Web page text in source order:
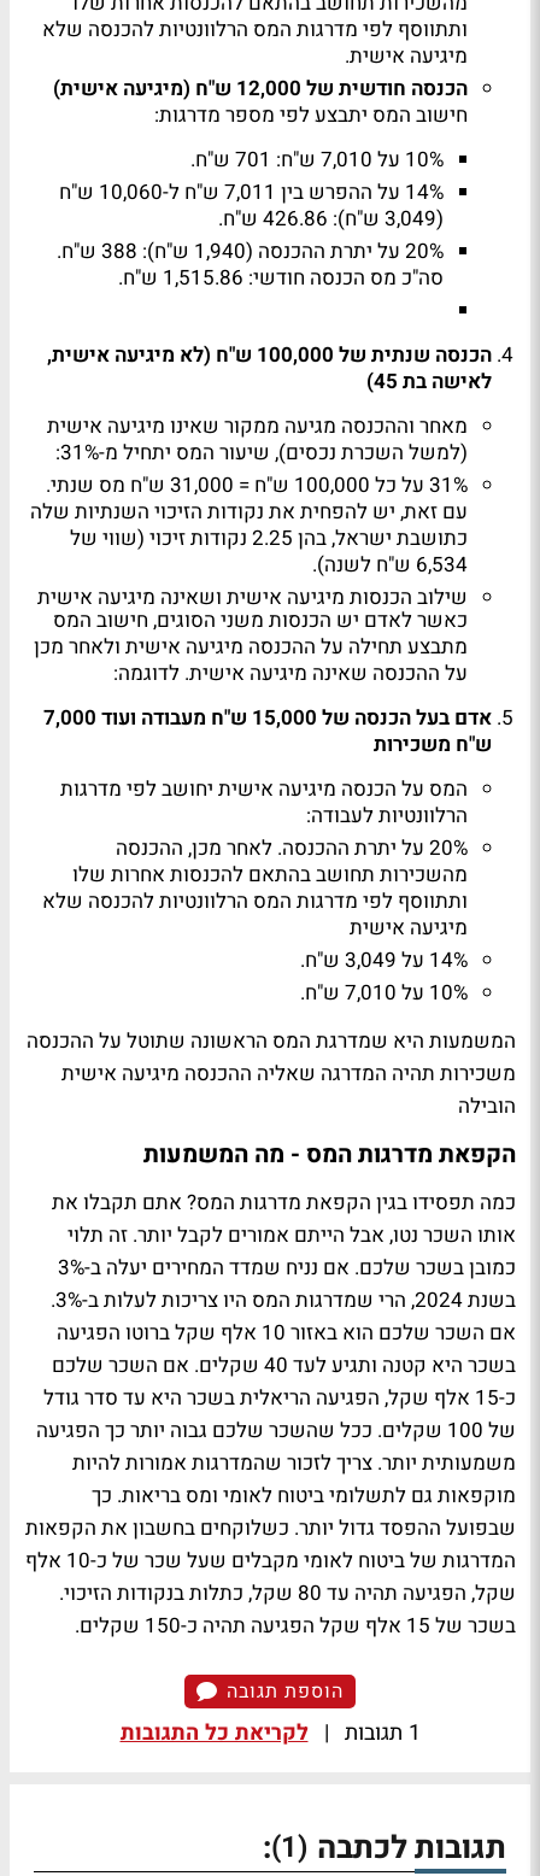
ותתווסף לפי מדרגות המס הרלוונטיות להכנסה שלא
מיגיעה אישית.
הכנסה חודשית של 12,000 ש"ח (מיגיעה אישית)
חישוב המס יתבצע לפי מספר מדרגות:
10% על 7,010 ש"ח: 701 ש"ח.
14% על ההפרש בין 7,011 ש"ח ל-10,060 ש"ח
(3,049 ש"ח): 426.86 ש"ח.
20% על יתרת ההכנסה (1,940 ש"ח): 388 ש"ח.
סה"כ מס הכנסה חודשי: 1,515.86 ש"ח.
הכנסה שנתית של 100,000 ש"ח (לא מיגיעה אישית,
לאישה בת 45)
מאחר וההכנסה מגיעה ממקור שאינו מיגיעה אישית
(למשל השכרת נכסים), שיעור המס יתחיל מ-31%:
31% על כל 100,000 ש"ח = 31,000 ש"ח מס שנתי.
עם זאת, יש להפחית את נקודות הזיכוי השנתיות שלה
כתושבת ישראל, בהן 2.25 נקודות זיכוי (שווי של
6,534 ש"ח לשנה).
שילוב הכנסות מיגיעה אישית ושאינה מיגיעה אישית
כאשר לאדם יש הכנסות משני הסוגים, חישוב המס
מתבצע תחילה על ההכנסה מיגיעה אישית ולאחר מכן
על ההכנסה שאינה מיגיעה אישית. לדוגמה:
אדם בעל הכנסה של 15,000 ש"ח מעבודה ועוד 7,000
ש"ח משכירות
המס על הכנסה מיגיעה אישית יחושב לפי מדרגות
הרלוונטיות לעבודה:
20% על יתרת ההכנסה. לאחר מכן, ההכנסה
מהשכירות תחושב בהתאם להכנסות אחרות שלו
ותתווסף לפי מדרגות המס הרלוונטיות להכנסה שלא
מיגיעה אישית
14% על 3,049 ש"ח.
10% על 7,010 ש"ח.
המשמעות היא שמדרגת המס הראשונה שתוטל על ההכנסה
משכירות תהיה המדרגה שאליה ההכנסה מיגיעה אישית
הובילה
הקפאת מדרגות המס - מה המשמעות
כמה תפסידו בגין הקפאת מדרגות המס? אתם תקבלו את
אותו השכר נטו, אבל הייתם אמורים לקבל יותר. זה תלוי
כמובן בשכר שלכם. אם נניח שמדד המחירים יעלה ב-3%
בשנת 2024, הרי שמדרגות המס היו צריכות לעלות ב-3%.
אם השכר שלכם הוא באזור 10 אלף שקל ברוטו הפגיעה
בשכר היא קטנה ותגיע לעד 40 שקלים. אם השכר שלכם
כ-15 אלף שקל, הפגיעה הריאלית בשכר היא עד סדר גודל
של 100 שקלים. ככל שהשכר שלכם גבוה יותר כך הפגיעה
משמעותית יותר. צריך לזכור שהמדרגות אמורות להיות
מוקפאות גם לתשלומי ביטוח לאומי ומס בריאות. כך
שבפועל ההפסד גדול יותר. כשלוקחים בחשבון את הקפאות
המדרגות של ביטוח לאומי מקבלים שעל שכר של כ-10 אלף
שקל, הפגיעה תהיה עד 80 שקל, כתלות בנקודות הזיכוי.
בשכר של 15 אלף שקל הפגיעה תהיה כ-150 שקלים.
הוספת תגובה
1 תגובות | לקריאת כל התגובות
תגובות לכתבה (1)
: